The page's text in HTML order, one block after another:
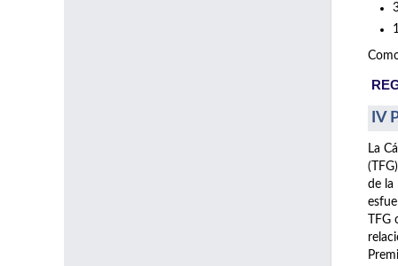
IV
La
de la